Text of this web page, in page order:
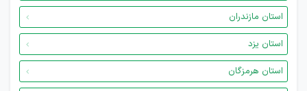
استان مازندران
استان یزد
استان هرمزگان